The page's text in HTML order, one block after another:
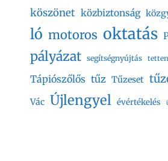
köszönet közbiztonság
ló motoros oktatás
pályázat segítségnyújtás
Tápiószőlős tűz Tűzeset
Vác Újlengyel évértékelés